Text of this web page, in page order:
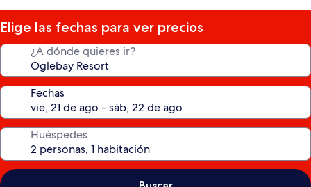
estrellas
Elige las fechas para ver precios
¿A dónde quieres ir?
Fechas
Huéspedes